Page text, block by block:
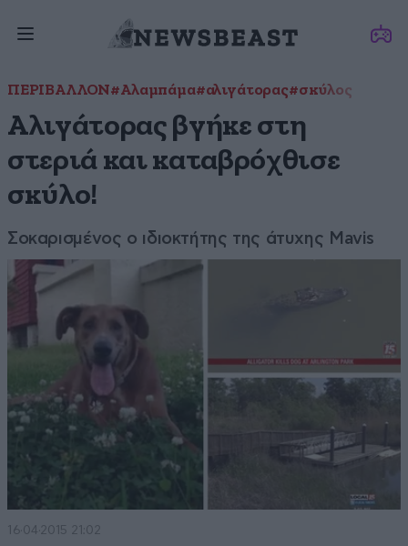
ΠΕΡΙΒΑΛΛΟΝ#Αλαμπάμα#αλιγάτορας#σκύλος
Αλιγάτορας βγήκε στη
στεριά και καταβρόχθισε
σκύλο!
Σοκαρισμένος ο ιδιοκτήτης της άτυχης Mavis
16·04·2015 21:02